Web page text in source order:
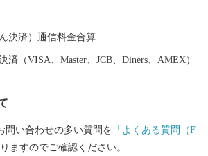
は、島のうんまか（おいしい）ものを食
とが繋がりあって生きているからなので
決済）通信料金合算
済（VISA、Master、JCB、Diners、AMEX）
問い合わせの多い質問を 「よくある質問（F
ますのでご確認ください。